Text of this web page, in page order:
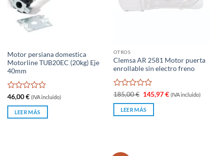
Motor persiana domestica
Motorline TUB20EC (20kg) Eje
40mm
Valorado
con
de
46,00€ (IVA incluido)
LEER MÁS
OTROS
Clemsa AR 2581 Motor puerta
enrollable sin electro freno
Valorado
con
de
185,00€ El
precio
original
era:
145,97€El
precio
(IVA incluido)
LEER MÁS